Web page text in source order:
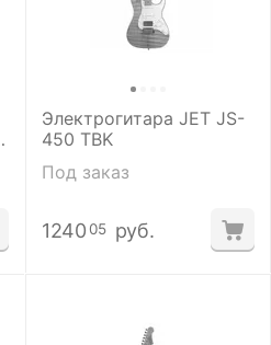
Электрогитара JET JS-
450 TBK
Под заказ
1240 05 руб.